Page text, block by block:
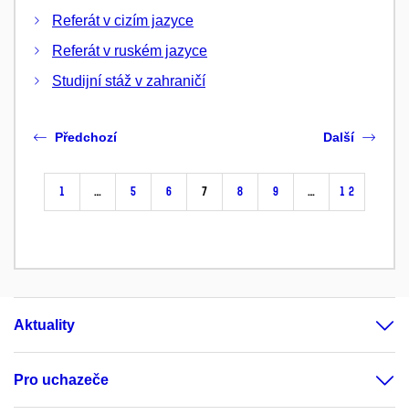
Referát v cizím jazyce
Referát v ruském jazyce
Studijní stáž v zahraničí
Předchozí
1 … 5 6 7 8 9 … 12
Další
Aktuality
Pro uchazeče